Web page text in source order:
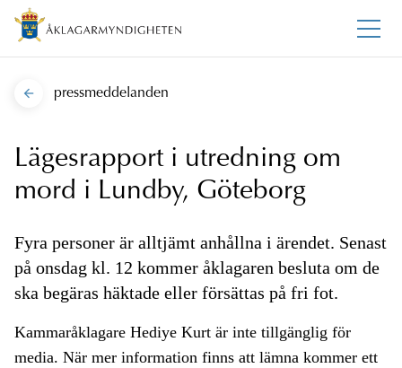
pressmeddelanden
Lägesrapport i utredning om
mord i Lundby, Göteborg
Fyra personer är alltjämt anhållna i ärendet. Senast
på onsdag kl. 12 kommer åklagaren besluta om de
ska begäras häktade eller försättas på fri fot.
Kammaråklagare Hediye Kurt är inte tillgänglig för
media. När mer information finns att lämna kommer ett